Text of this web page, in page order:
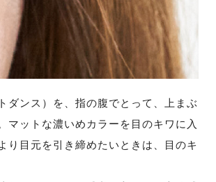
ンス）を、 指の腹でとって、上まぶ
マットな濃いめカラーを目のキワに入
り目元を引き締めたいときは、目のキ